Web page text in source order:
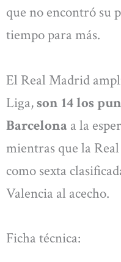
que no encontró su
tiempo para más.
El Real Madrid
Liga,son 14 los
Barcelona a la
mientras que la
como sexta
Valencia al acecho.
Ficha técnica: